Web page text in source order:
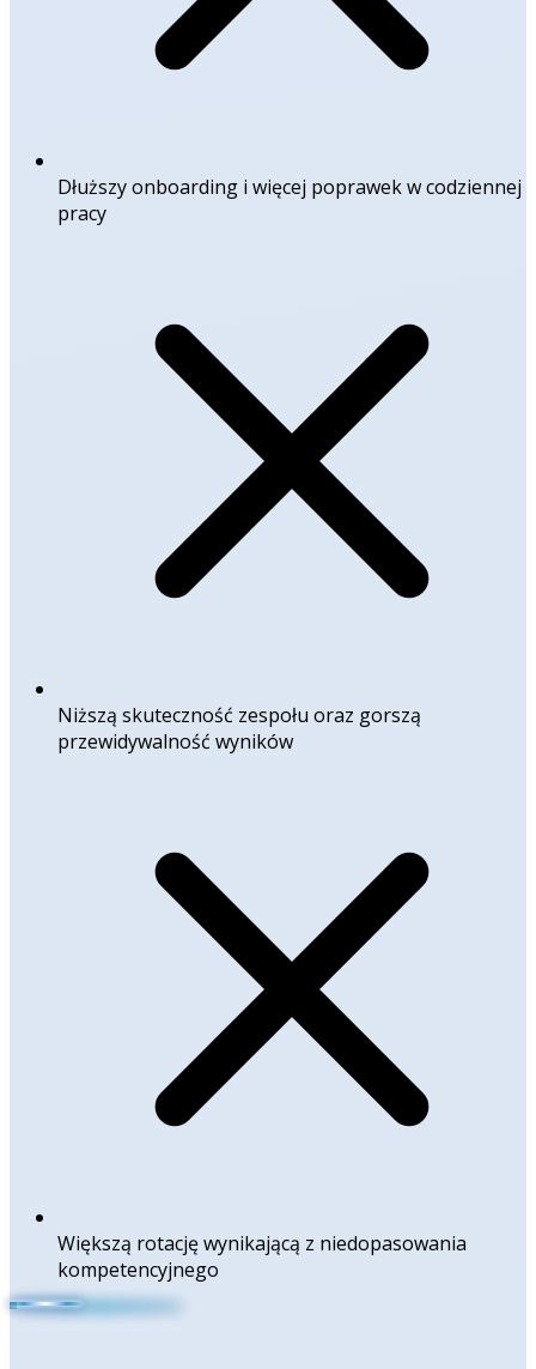
Dłuższy onboarding i więcej poprawek w codziennej
pracy
Niższą skuteczność zespołu oraz gorszą
przewidywalność wyników
Większą rotację wynikającą z niedopasowania
kompetencyjnego